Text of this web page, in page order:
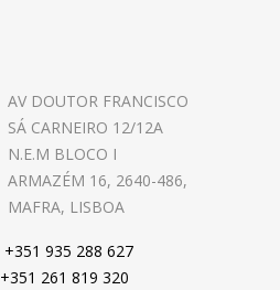
AV DOUTOR FRANCISCO
SÁ CARNEIRO 12/12A
N.E.M BLOCO I
ARMAZÉM 16, 2640-486,
MAFRA, LISBOA
+351 935 288 627
+351 261 819 320